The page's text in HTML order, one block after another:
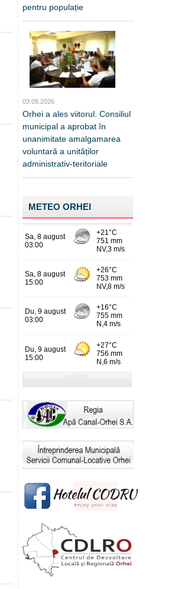
pentru populație
03.08.2026
Orhei a ales viitorul. Consiliul
municipal a aprobat în
unanimitate amalgamarea
voluntară a unităților
administrativ-teritoriale
METEO ORHEI